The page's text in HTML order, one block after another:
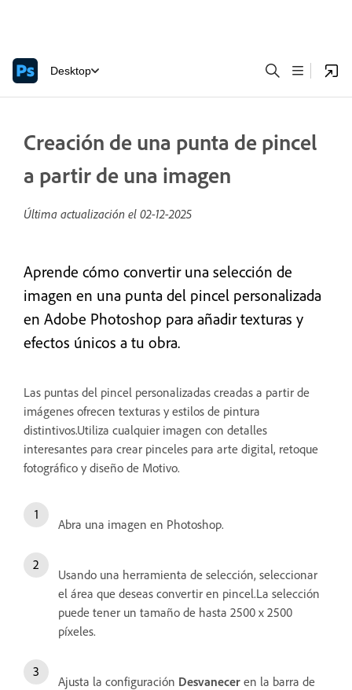
Desktop
Creación de una punta de pincel
a partir de una imagen
Última actualización el 02-12-2025
Aprende cómo convertir una selección de
imagen en una punta del pincel personalizada
en Adobe Photoshop para añadir texturas y
efectos únicos a tu obra.
Las puntas del pincel personalizadas creadas a partir de
imágenes ofrecen texturas y estilos de pintura
distintivos.Utiliza cualquier imagen con detalles
interesantes para crear pinceles para arte digital, retoque
fotográfico y diseño de Motivo.
Abra una imagen en Photoshop.
Usando una herramienta de selección, seleccionar
el área que deseas convertir en pincel.La selección
puede tener un tamaño de hasta 2500 x 2500
píxeles.
Ajusta la configuración Desvanecer en la barra de